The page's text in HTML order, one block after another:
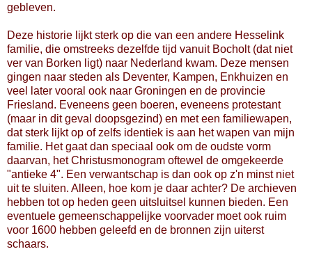
gebleven.
Deze historie lijkt sterk op die van een andere Hesselink
familie, die omstreeks dezelfde tijd vanuit Bocholt (dat niet
ver van Borken ligt) naar Nederland kwam. Deze mensen
gingen naar steden als Deventer, Kampen, Enkhuizen en
veel later vooral ook naar Groningen en de provincie
Friesland. Eveneens geen boeren, eveneens protestant
(maar in dit geval doopsgezind) en met een familiewapen,
dat sterk lijkt op of zelfs identiek is aan het wapen van mijn
familie. Het gaat dan speciaal ook om de oudste vorm
daarvan, het Christusmonogram oftewel de omgekeerde
"antieke 4". Een verwantschap is dan ook op z'n minst niet
uit te sluiten. Alleen, hoe kom je daar achter? De archieven
hebben tot op heden geen uitsluitsel kunnen bieden. Een
eventuele gemeenschappelijke voorvader moet ook ruim
voor 1600 hebben geleefd en de bronnen zijn uiterst
schaars.